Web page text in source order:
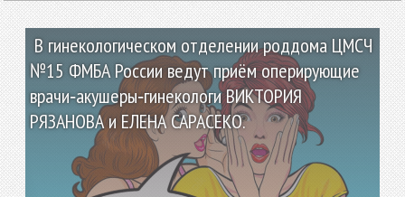
В гинекологическом отделении роддома ЦМСЧ
№15 ФМБА России ведут приём оперирующие
врачи‑акушеры‑гинекологи ВИКТОРИЯ
РЯЗАНОВА и ЕЛЕНА САРАСЕКО.